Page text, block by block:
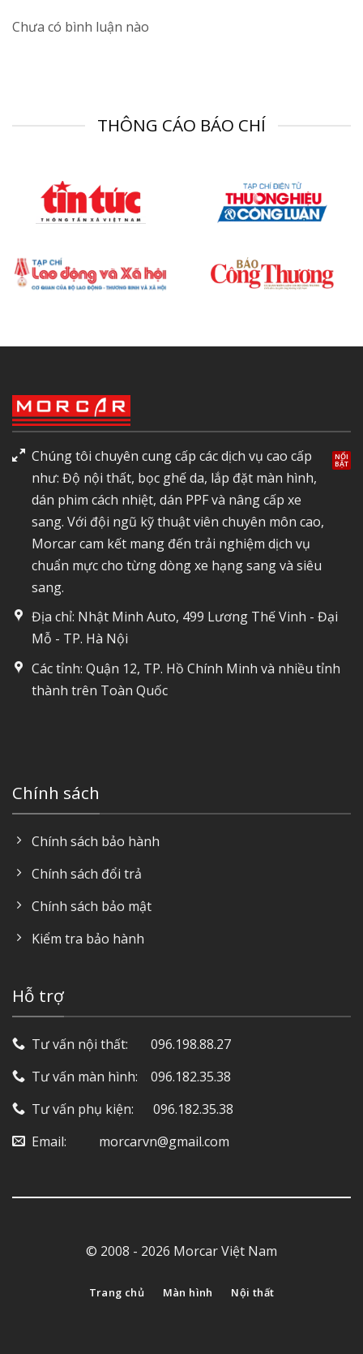
Chưa có bình luận nào
THÔNG CÁO BÁO CHÍ
Chúng tôi chuyên cung cấp các dịch vụ cao cấp
như: Độ nội thất, bọc ghế da, lắp đặt màn hình,
dán phim cách nhiệt, dán PPF và nâng cấp xe
sang. Với đội ngũ kỹ thuật viên chuyên môn cao,
Morcar cam kết mang đến trải nghiệm dịch vụ
chuẩn mực cho từng dòng xe hạng sang và siêu
sang.
Địa chỉ: Nhật Minh Auto, 499 Lương Thế Vinh - Đại
Mỗ - TP. Hà Nội
Các tỉnh: Quận 12, TP. Hồ Chính Minh và nhiều tỉnh
thành trên Toàn Quốc
Chính sách
Chính sách bảo hành
Chính sách đổi trả
Chính sách bảo mật
Kiểm tra bảo hành
Hỗ trợ
Tư vấn nội thất: ‎ ‎ ‎ ‎ ‎ ‎ 096.198.88.27
Tư vấn màn hình: ‎ ‎ ‎ 096.182.35.38
Tư vấn phụ kiện: ‎ ‎ ‎ ‎‎ ‎ 096.182.35.38
Email: ‎ ‎ ‎ ‎ ‎ ‎ ‎ ‎ ‎ morcarvn@gmail.com
© 2008 - 2026 Morcar Việt Nam
Trang chủ Màn hình Nội thất